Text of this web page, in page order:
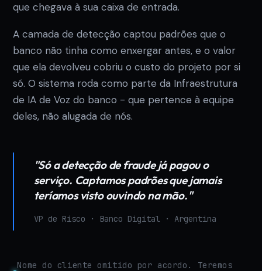
que chegava à sua caixa de entrada.
A camada de detecção captou padrões que o
banco não tinha como enxergar antes, e o valor
que ela devolveu cobriu o custo do projeto por si
só. O sistema roda como parte da Infraestrutura
de IA de Voz do banco - que pertence à equipe
deles, não alugada de nós.
"Só a detecção de fraude já pagou o
serviço. Captamos padrões que jamais
teríamos visto ouvindo na mão."
VP de Risco · Banco Digital · Argentina
Nome do cliente omitido por acordo. Teremos